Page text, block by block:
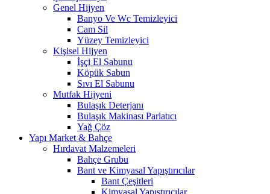
Genel Hijyen
Banyo Ve Wc Temizleyici
Cam Sil
Yüzey Temizleyici
Kişisel Hijyen
İşçi El Sabunu
Köpük Sabun
Sıvı El Sabunu
Mutfak Hijyeni
Bulaşık Deterjanı
Bulaşık Makinası Parlatıcı
Yağ Çöz
Yapı Market & Bahçe
Hırdavat Malzemeleri
Bahçe Grubu
Bant ve Kimyasal Yapıştırıcılar
Bant Çeşitleri